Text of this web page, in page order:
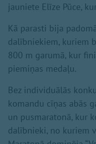
jauniete Elīze Pūce,
Kā parasti bija
dalībniekiem, kuriem
800 m garumā, kur
piemiņas medaļu.
Bez individuālās
komandu cīņas abās
un pusmaratonā, kur
dalībnieki, no kuriem